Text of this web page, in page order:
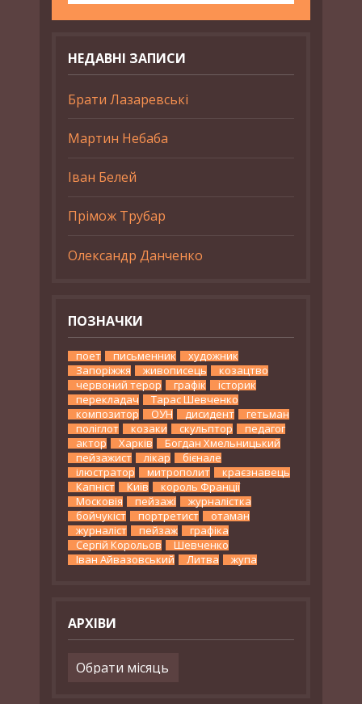
НЕДАВНІ ЗАПИСИ
Брати Лазаревські
Мартин Небаба
Іван Белей
Прімож Трубар
Олександр Данченко
ПОЗНАЧКИ
поет письменник
художник
Запоріжжя
живописець
козацтво
червоний терор
графік
історик
перекладач
Тарас Шевченко
композитор
ОУН дисидент
гетьман
поліглот
козаки скульптор
педагог
актор
Харків
Богдан Хмельницький
пейзажист
лікар
бієнале
ілюстратор
митрополит
краєзнавець
Капніст
Київ
король Франції
Московія
пейзажі
журналістка
бойчукіст
портретист
отаман
журналіст
пейзаж
графіка
Сергій Корольов
Шевченко
Іван Айвазовський
Литва жупа
АРХІВИ
Архіви